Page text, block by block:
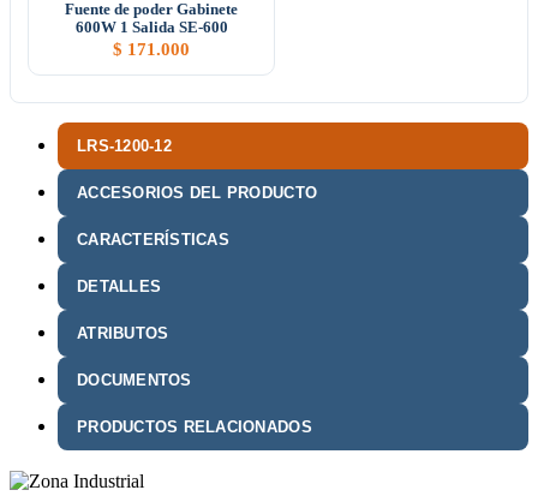
LRS-1200-12
ACCESORIOS DEL PRODUCTO
CARACTERÍSTICAS
DETALLES
ATRIBUTOS
DOCUMENTOS
PRODUCTOS RELACIONADOS
Fuente de poder Gabinete
600W 1 Salida SE-600
$ 171.000